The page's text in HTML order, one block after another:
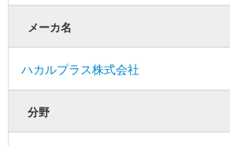
メーカ名
ハカルプラス株式会社
分野